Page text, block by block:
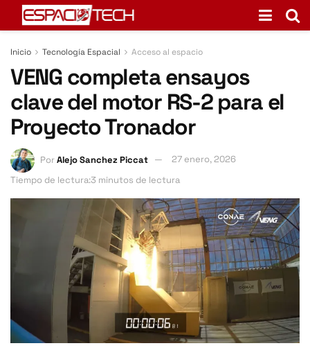
Inicio Tecnología Espacial Acceso al espacio
VENG completa ensayos
clave del motor RS-2 para el
Proyecto Tronador
PorAlejo Sanchez Piccat
27 enero, 2026
Tiempo de lectura:3 minutos de lectura